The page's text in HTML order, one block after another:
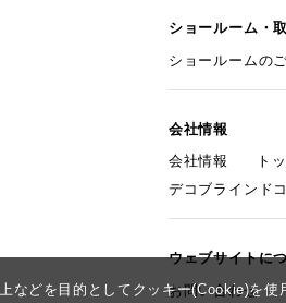
などを目的としてクッキー(Cookie)を
ショールーム・
ショールームの
会社情報
会社情報
ト
デコブラインド
ウェブサイトに
お問い合わせ